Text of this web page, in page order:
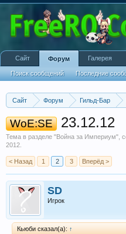
Сайт Форум Гильд-Бар
WoE:SE 23.12.12
Тема в разделе "Война за Империум",
2012
< Назад 1 2 3 Вперёд >
SD
Игрок
Кьюби сказал(а): ↑
Сайт Форум
Поиск сообщений Последние
Галерея